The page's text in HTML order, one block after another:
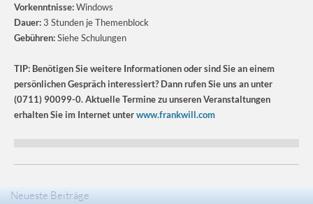
Vorkenntnisse:Windows
Dauer:3 Stunden je Themenblock
Gebühren:Siehe Schulungen
TIP: Benötigen Sie weitere Informationen oder sind Sie an einem
persönlichen Gespräch interessiert? Dann rufen Sie uns an unter
(0711) 90099-0. Aktuelle Termine zu unseren Veranstaltungen
erhalten Sie im Internet unterwww.frankwill.com
Neueste Beiträge